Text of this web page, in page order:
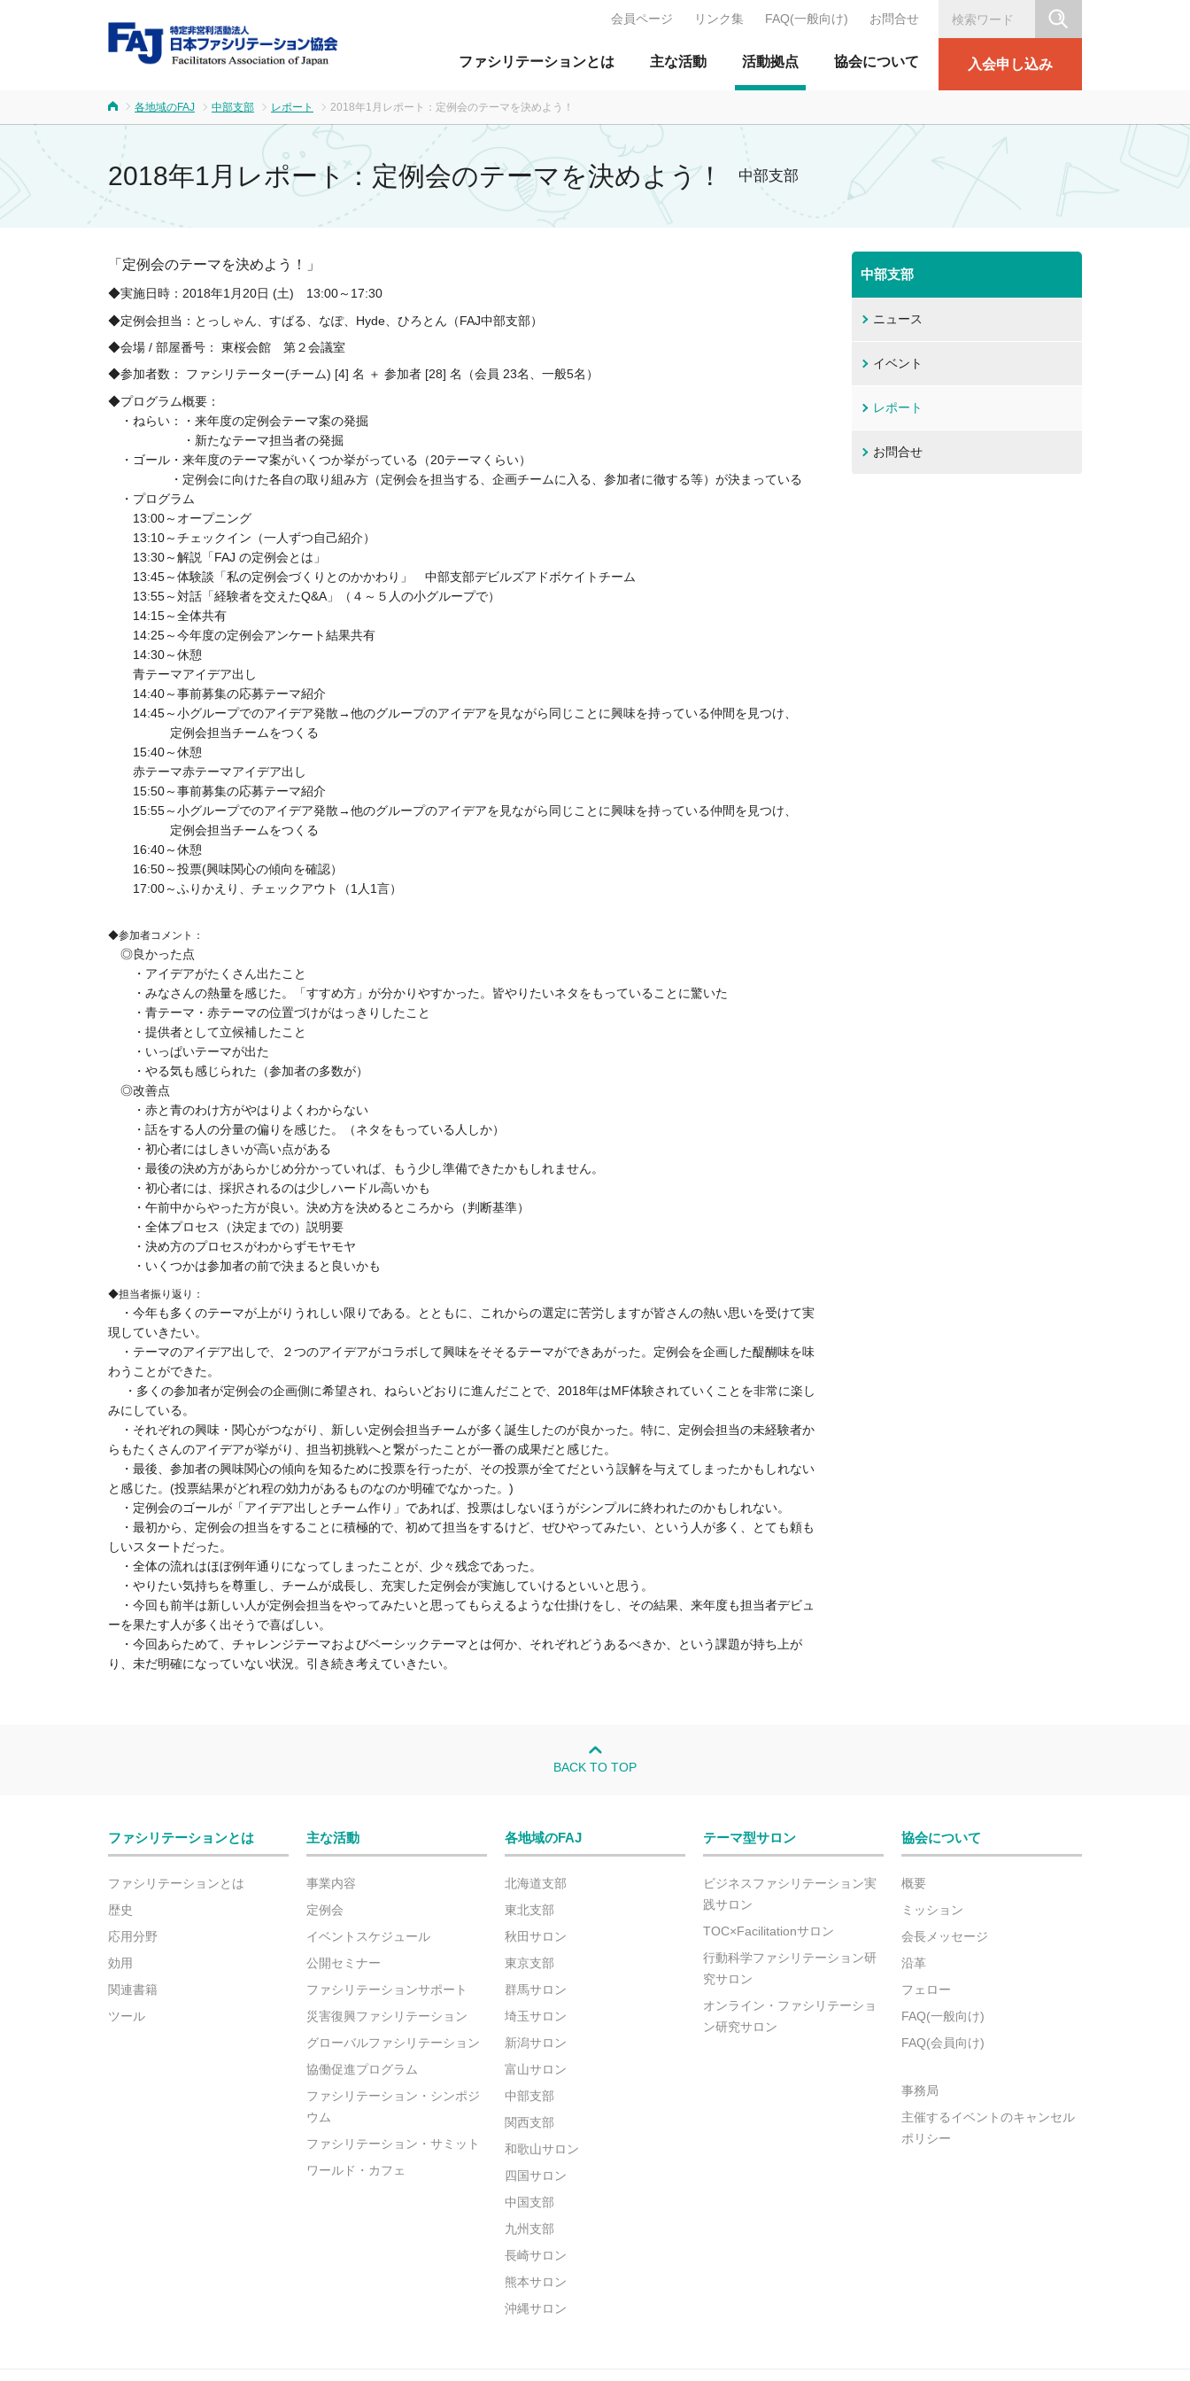
FAJ：特定非営利活動法人 日本ファシリテーション協会
ファシリテーションとは 主な活動 活動拠点 協会について 入会申し込み
会員ページ リンク集 FAQ(一般向け) お問合せ
各地域のFAJ 中部支部 レポート 2018年1月レポート：定例会のテーマを決めよう！
2018年1月レポート：定例会のテーマを決めよう！ 中部支部
「定例会のテーマを決めよう！」
◆実施日時：2018年1月20日 (土) 13:00～17:30
◆定例会担当： とっしゃん、すばる、なぽ、Hyde、ひろとん（FAJ中部支部）
◆会場 / 部屋番号： 東桜会館 第２会議室
◆参加者数： ファシリテーター(チーム) [4] 名 ＋ 参加者 [28] 名（会員 23名、一般5名）
◆プログラム概要：
・ねらい：・来年度の定例会テーマ案の発掘
・新たなテーマ担当者の発掘
・ゴール・来年度のテーマ案がいくつか挙がっている（20テーマくらい）
・定例会に向けた各自の取り組み方（定例会を担当する、企画チームに入る、参加者に徹する等）が決まっている
・プログラム
13:00～オープニング
13:10～チェックイン（一人ずつ自己紹介）
13:30～解説「FAJ の定例会とは」
13:45～体験談「私の定例会づくりとのかかわり」 中部支部デビルズアドボケイトチーム
13:55～対話「経験者を交えたQ&A」（４～５人の小グループで）
14:15～全体共有
14:25～今年度の定例会アンケート結果共有
14:30～休憩
青テーマアイデア出し
14:40～事前募集の応募テーマ紹介
14:45～小グループでのアイデア発散→他のグループのアイデアを見ながら同じことに興味を持っている仲間を見つけ、
定例会担当チームをつくる
15:40～休憩
赤テーマ赤テーマアイデア出し
15:50～事前募集の応募テーマ紹介
15:55～小グループでのアイデア発散→他のグループのアイデアを見ながら同じことに興味を持っている仲間を見つけ、
定例会担当チームをつくる
16:40～休憩
16:50～投票(興味関心の傾向を確認）
17:00～ふりかえり、チェックアウト（1人1言）
◆参加者コメント：
◎良かった点
・アイデアがたくさん出たこと
・みなさんの熱量を感じた。「すすめ方」が分かりやすかった。皆やりたいネタをもっていることに驚いた
・青テーマ・赤テーマの位置づけがはっきりしたこと
・提供者として立候補したこと
・いっぱいテーマが出た
・やる気も感じられた（参加者の多数が）
◎改善点
・赤と青のわけ方がやはりよくわからない
・話をする人の分量の偏りを感じた。（ネタをもっている人しか）
・初心者にはしきいが高い点がある
・最後の決め方があらかじめ分かっていれば、もう少し準備できたかもしれません。
・初心者には、採択されるのは少しハードル高いかも
・午前中からやった方が良い。決め方を決めるところから（判断基準）
・全体プロセス（決定までの）説明要
・決め方のプロセスがわからずモヤモヤ
・いくつかは参加者の前で決まると良いかも
◆担当者振り返り：
・今年も多くのテーマが上がりうれしい限りである。とともに、これからの選定に苦労しますが皆さんの熱い思いを受けて実
現していきたい。
・テーマのアイデア出しで、２つのアイデアがコラボして興味をそそるテーマができあがった。定例会を企画した醍醐味を味
わうことができた。
・多くの参加者が定例会の企画側に希望され、ねらいどおりに進んだことで、2018年はMF体験されていくことを非常に楽し
みにしている。
・それぞれの興味・関心がつながり、新しい定例会担当チームが多く誕生したのが良かった。特に、定例会担当の未経験者か
らもたくさんのアイデアが挙がり、担当初挑戦へと繋がったことが一番の成果だと感じた。
・最後、参加者の興味関心の傾向を知るために投票を行ったが、その投票が全てだという誤解を与えてしまったかもしれない
と感じた。(投票結果がどれ程の効力があるものなのか明確でなかった。)
・定例会のゴールが「アイデア出しとチーム作り」であれば、投票はしないほうがシンプルに終われたのかもしれない。
・最初から、定例会の担当をすることに積極的で、初めて担当をするけど、ぜひやってみたい、という人が多く、とても頼も
しいスタートだった。
・全体の流れはほぼ例年通りになってしまったことが、少々残念であった。
・やりたい気持ちを尊重し、チームが成長し、充実した定例会が実施していけるといいと思う。
・今回も前半は新しい人が定例会担当をやってみたいと思ってもらえるような仕掛けをし、その結果、来年度も担当者デビュ
ーを果たす人が多く出そうで喜ばしい。
・今回あらためて、チャレンジテーマおよびベーシックテーマとは何か、それぞれどうあるべきか、という課題が持ち上が
り、未だ明確になっていない状況。引き続き考えていきたい。
中部支部
ニュース
イベント
レポート
お問合せ
BACK TO TOP
ファシリテーションとは
ファシリテーションとは
歴史
応用分野
効用
関連書籍
ツール
主な活動
事業内容
定例会
イベントスケジュール
公開セミナー
ファシリテーションサポート
災害復興ファシリテーション
グローバルファシリテーション
協働促進プログラム
ファシリテーション・シンポジ
ウム
ファシリテーション・サミット
ワールド・カフェ
各地域のFAJ
北海道支部
東北支部
秋田サロン
東京支部
群馬サロン
埼玉サロン
新潟サロン
富山サロン
中部支部
関西支部
和歌山サロン
四国サロン
中国支部
九州支部
長崎サロン
熊本サロン
沖縄サロン
テーマ型サロン
ビジネスファシリテーション実
践サロン
TOC×Facilitationサロン
行動科学ファシリテーション研
究サロン
オンライン・ファシリテーショ
ン研究サロン
協会について
概要
ミッション
会長メッセージ
沿革
フェロー
FAQ(一般向け)
FAQ(会員向け)
事務局
主催するイベントのキャンセル
ポリシー